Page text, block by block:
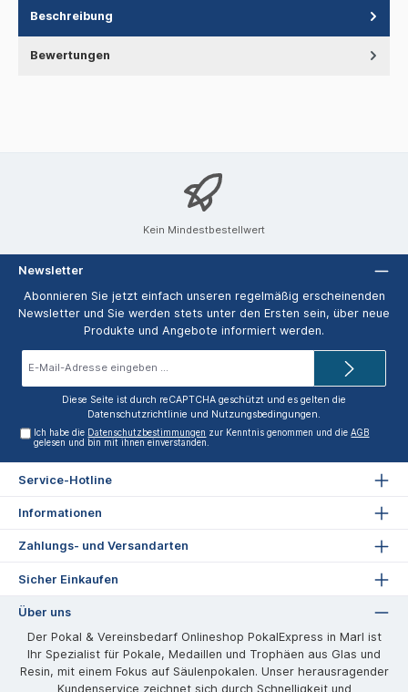
Beschreibung
Bewertungen
Kein Mindestbestellwert
Newsletter
Abonnieren Sie jetzt einfach unseren regelmäßig erscheinenden
Newsletter und Sie werden stets unter den Ersten sein, über neue
Produkte und Angebote informiert werden.
Diese Seite ist durch reCAPTCHA geschützt und es gelten die
Datenschutzrichtlinie und Nutzungsbedingungen.
Ich habe die Datenschutzbestimmungen zur Kenntnis genommen und dieAGB
gelesen und bin mit ihnen einverstanden.
Service-Hotline
Informationen
Zahlungs- und Versandarten
Sicher Einkaufen
Über uns
Der Pokal & Vereinsbedarf Onlineshop PokalExpress in Marl ist
Ihr Spezialist für Pokale, Medaillen und Trophäen aus Glas und
Resin, mit einem Fokus auf Säulenpokalen. Unser herausragender
Kundenservice zeichnet sich durch Schnelligkeit und